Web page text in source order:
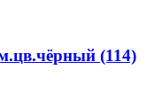
(114)